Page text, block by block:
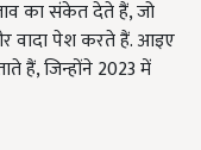
का संकेत देते हैं, जो
वादा पेश करते हैं. आइए
हैं, जिन्होंने 2023 में